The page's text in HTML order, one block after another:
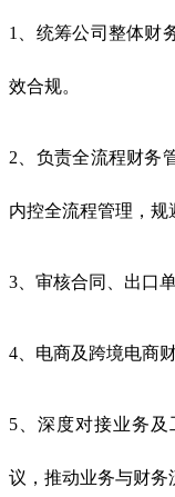
1、统筹公司整体财
效合规。
2、负责全流程财务
内控全流程管理，规
3、审核合同、出口
4、电商及跨境电商
5、深度对接业务
议，推动业务与财务